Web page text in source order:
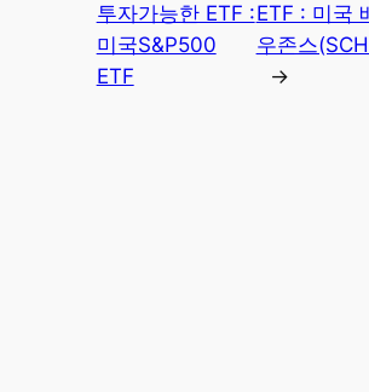
투자가능한 ETF :
미국S&P500
ETF
ETF : 미국
우존스
→